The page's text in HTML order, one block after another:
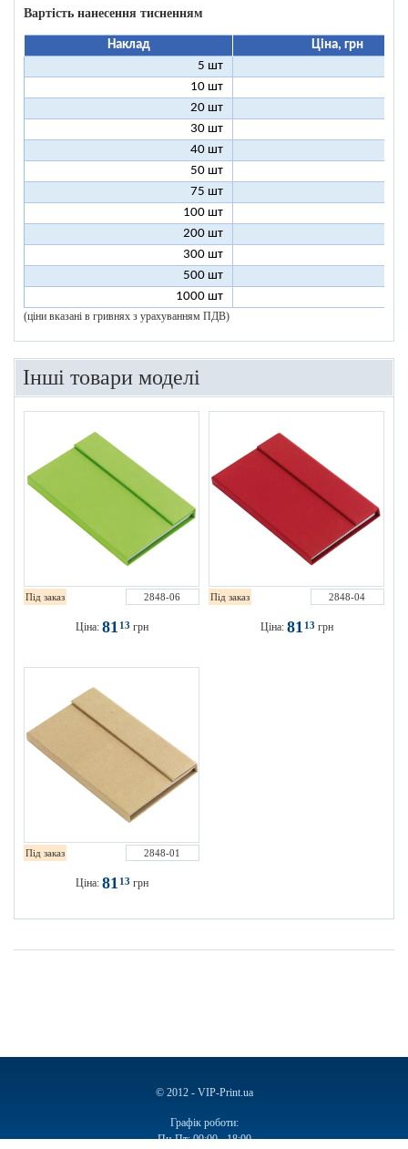
Вартість нанесення тисненням
Наклад
Ціна, грн
5 шт
10 шт
20 шт
30 шт
40 шт
50 шт
75 шт
100 шт
200 шт
300 шт
500 шт
1000 шт
(ціни вказані в гривнях з урахуванням ПДВ)
Інші товари моделі
Під заказ 2848-06
Ціна: 8113 грн
Під заказ 2848-04
Ціна: 8113 грн
Під заказ 2848-01
Ціна: 8113 грн
© 2012 - VIP-Print.ua
Графік роботи:
Пн-Пт: 09:00 - 18:00